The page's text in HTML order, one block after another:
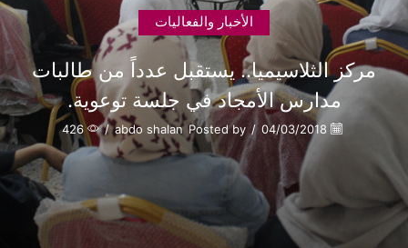
الأخبار والفعاليات
مركز الثلاسيميا.. يستقبل عدداً من طالبات
مدارس الأمجاد في جلسة توعوية.
/
Posted by
abdo shalan
/
426